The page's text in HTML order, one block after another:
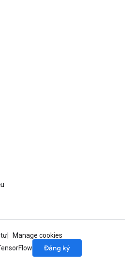
tư
Manage cookies
Đăng ký